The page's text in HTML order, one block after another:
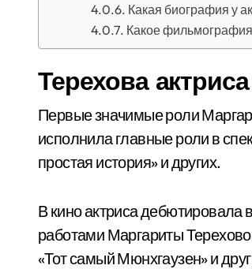
Какая биография у
Какое
Терехова
Первые значимые роли
исполнила главные роли в
простая история» и других.
В кино актриса дебютировала
работами Маргариты
«Тот самый Мюнхгаузен» и